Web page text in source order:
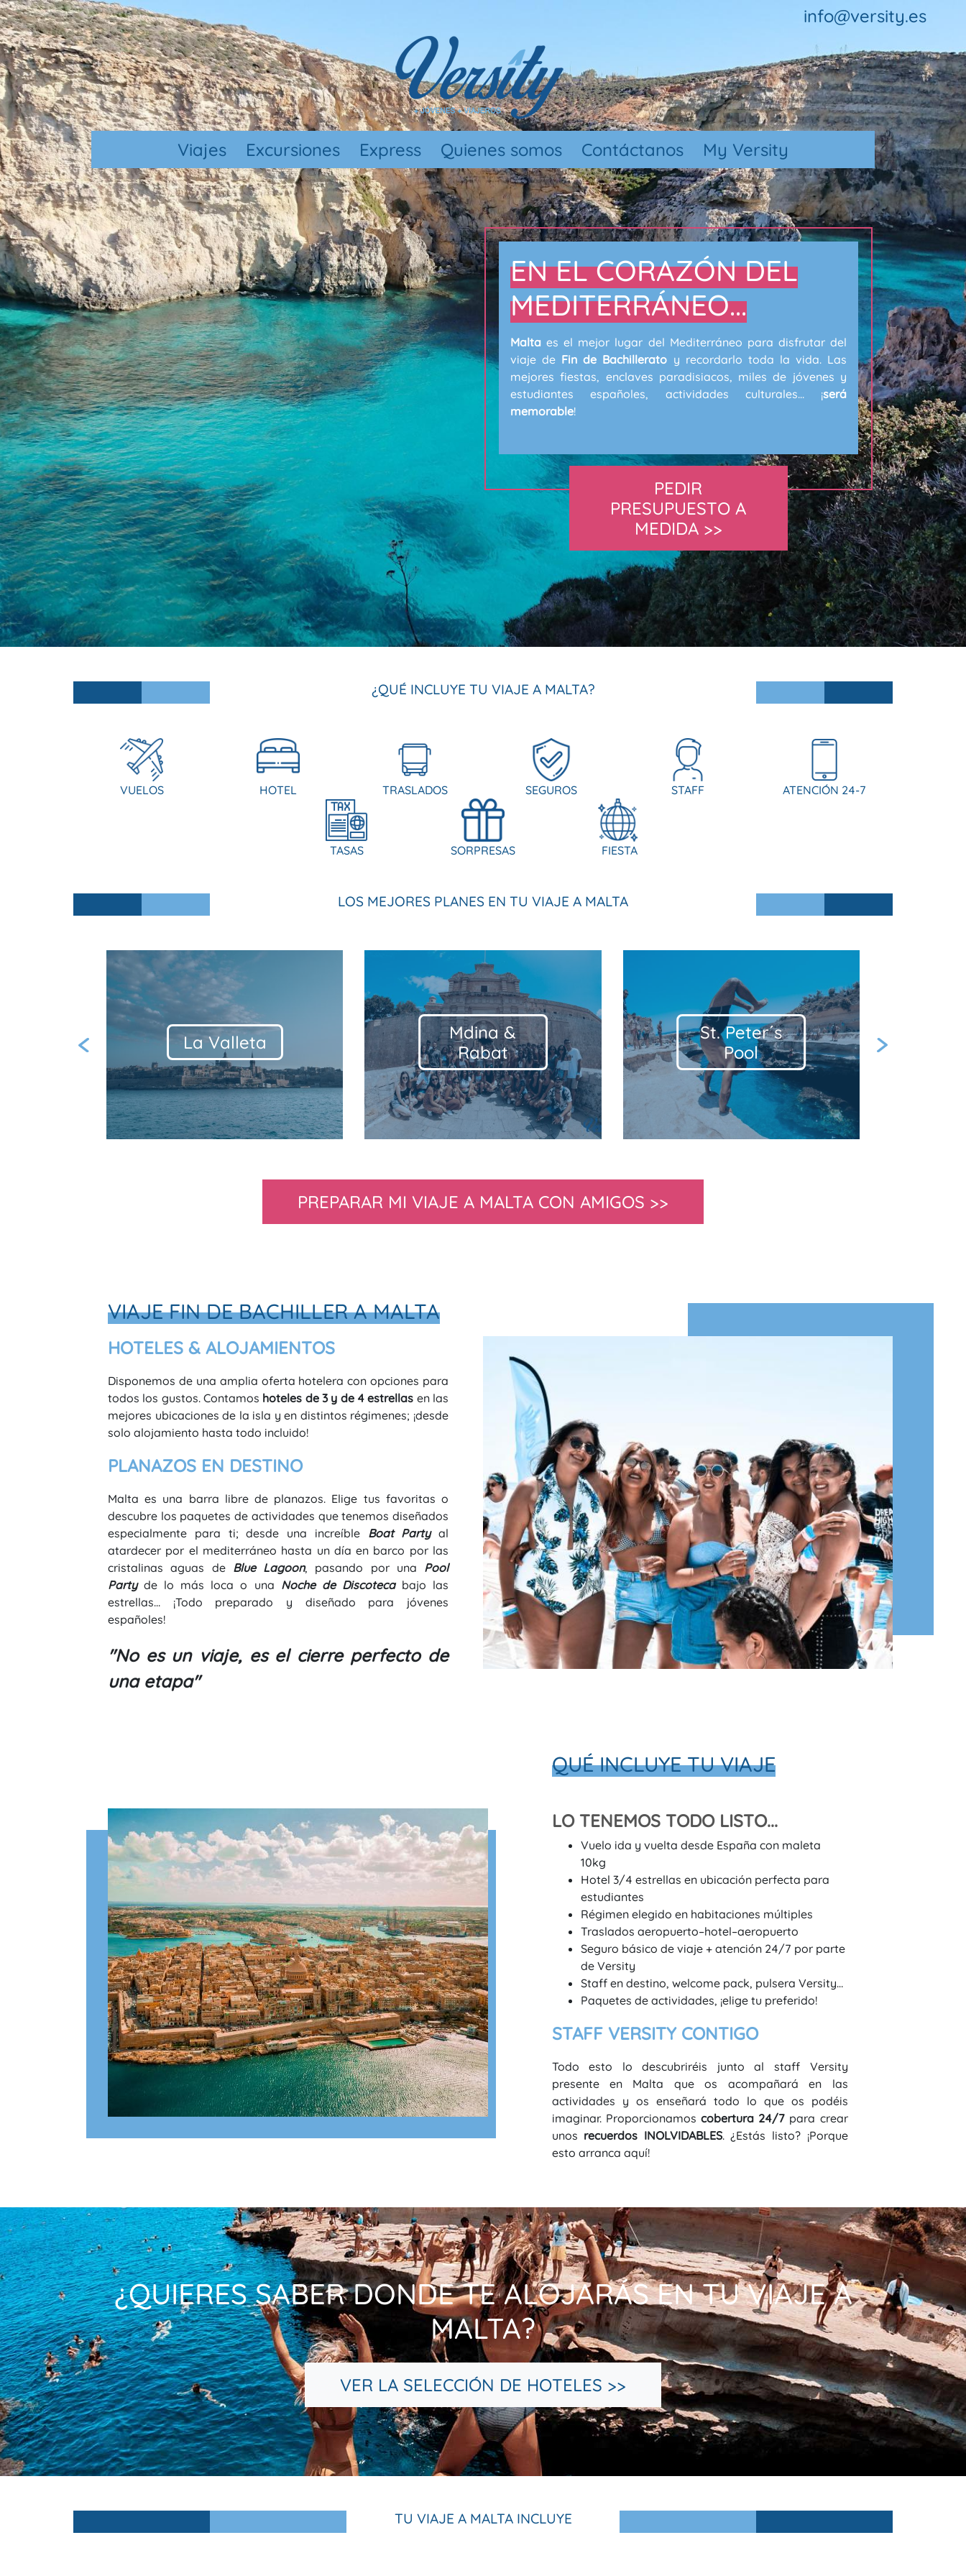
info@versity.es
Viajes Excursiones Express Quienes somos Contáctanos My Versity
EN EL CORAZÓN DEL
MEDITERRÁNEO...
Malta es el mejor lugar del Mediterráneo para disfrutar del
viaje de Fin de Bachillerato y recordarlo toda la vida. Las
mejores fiestas, enclaves paradisiacos, miles de jóvenes y
estudiantes españoles, actividades culturales... ¡será
memorable!
PEDIR
PRESUPUESTO A
MEDIDA >>
¿QUÉ INCLUYE TU VIAJE A MALTA?
VUELOS HOTEL TRASLADOS SEGUROS STAFF ATENCIÓN 24-7
TASAS SORPRESAS FIESTA
LOS MEJORES PLANES EN TU VIAJE A MALTA
Mdina &
Rabat
St. Peter´s
Pool
Blue
Lagoon &
Comino
Previous Next
PREPARAR MI VIAJE A MALTA CON AMIGOS >>
VIAJE FIN DE BACHILLER A MALTA
HOTELES & ALOJAMIENTOS
Disponemos de una amplia oferta hotelera con opciones para
todos los gustos. Contamos hoteles de 3 y de 4 estrellas en las
mejores ubicaciones de la isla y en distintos régimenes; ¡desde
solo alojamiento hasta todo incluido!
PLANAZOS EN DESTINO
Malta es una barra libre de planazos. Elige tus favoritas o
descubre los paquetes de actividades que tenemos diseñados
especialmente para ti; desde una increíble Boat Partyal
atardecer por el mediterráneo hasta un día en barco por las
cristalinas aguas de Blue Lagoon, pasando por una Pool
Partyde lo más loca o una Noche de Discotecabajo las
estrellas... ¡Todo preparado y diseñado para jóvenes
españoles!
"No es un viaje, es el cierre perfecto de
una etapa"
QUÉ INCLUYE TU VIAJE
LO TENEMOS TODO LISTO...
Vuelo ida y vuelta desde España con maleta
10kg
Hotel 3/4 estrellas en ubicación perfecta para
estudiantes
Régimen elegido en habitaciones múltiples
Traslados aeropuerto–hotel–aeropuerto
Seguro básico de viaje + atención 24/7 por parte
de Versity
Staff en destino, welcome pack, pulsera Versity…
Paquetes de actividades, ¡elige tu preferido!
STAFF VERSITY CONTIGO
Todo esto lo descubriréis junto al staff Versity
presente en Malta que os acompañará en las
actividades y os enseñará todo lo que os podéis
imaginar. Proporcionamos cobertura 24/7 para crear
unos recuerdos INOLVIDABLES. ¿Estás listo? ¡Porque
esto arranca aquí!
¿QUIERES SABER DONDE TE ALOJARÁS EN TU VIAJE A
MALTA?
VER LA SELECCIÓN DE HOTELES >>
TU VIAJE A MALTA INCLUYE